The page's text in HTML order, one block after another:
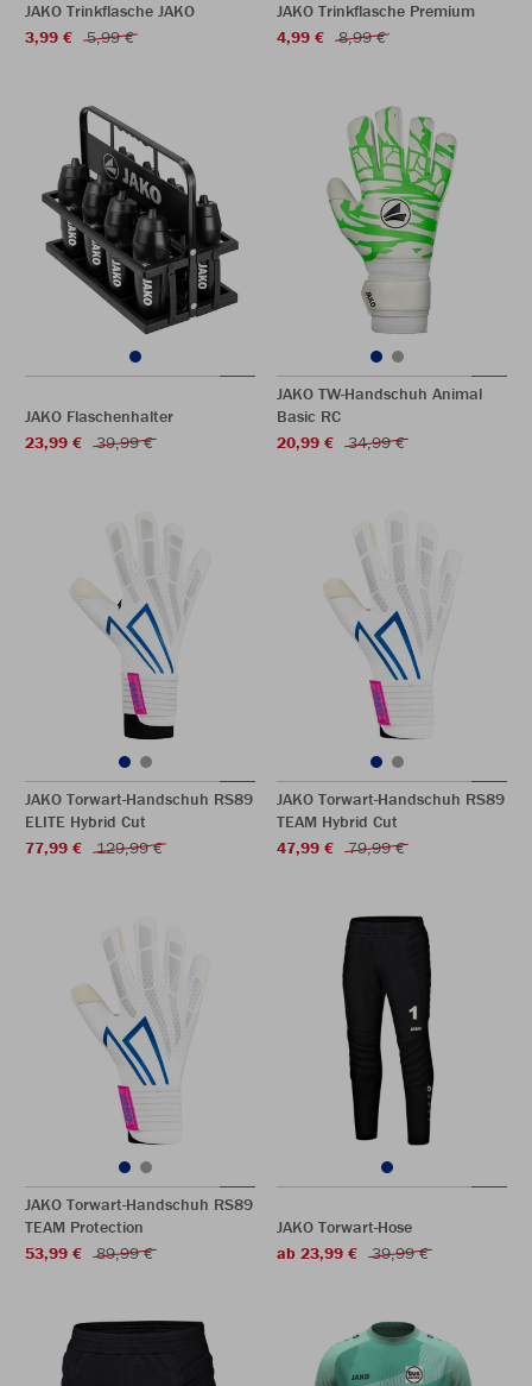
JAKO Trinkflasche JAKO
3,99 €
5,99 €
JAKO Trinkflasche Premium
4,99 €
8,99 €
JAKO Flaschenhalter
23,99 €
39,99 €
JAKO TW-Handschuh Animal
Basic RC
20,99 €
34,99 €
JAKO Torwart-Handschuh RS89
ELITE Hybrid Cut
77,99 €
129,99 €
JAKO Torwart-Handschuh RS89
TEAM Hybrid Cut
47,99 €
79,99 €
JAKO Torwart-Handschuh RS89
TEAM Protection
53,99 €
89,99 €
JAKO Torwart-Hose
ab 23,99 €
39,99 €